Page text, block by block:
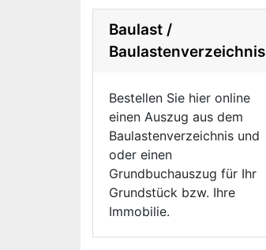
Baulast /
Baulastenverzeichnis
Bestellen Sie hier online
einen Auszug aus dem
Baulastenverzeichnis und
oder einen
Grundbuchauszug für Ihr
Grundstück bzw. Ihre
Immobilie.